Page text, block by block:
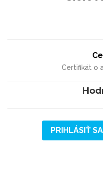
Certifikát o
PRIHLÁSIŤ